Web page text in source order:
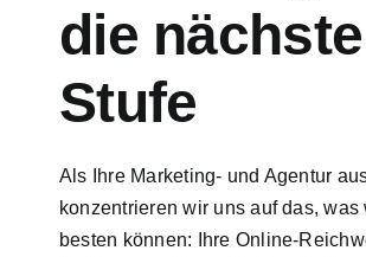
die nächste
Stufe
Als Ihre Marketing- und Agentur
konzentrieren wir uns auf das, was
besten können: Ihre Online-